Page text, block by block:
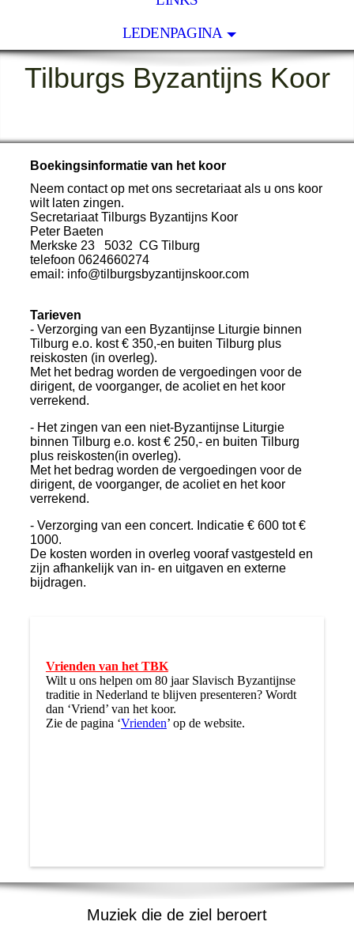
LEDENPAGINA
Tilburgs Byzantijns Koor
Boekingsinformatie van het koor
Neem contact op met ons secretariaat als u ons koor
wilt laten zingen.
Secretariaat Tilburgs Byzantijns Koor
Peter Baeten
Merkske 23 5032 CG Tilburg
telefoon 0624660274
email: info@tilburgsbyzantijnskoor.com
Tarieven
- Verzorging van een Byzantijnse Liturgie binnen
Tilburg e.o. kost € 350,-en buiten Tilburg plus
reiskosten (in overleg).
Met het bedrag worden de vergoedingen voor de
dirigent, de voorganger, de acoliet en het koor
verrekend.
- Het zingen van een niet-Byzantijnse Liturgie
binnen Tilburg e.o. kost € 250,- en buiten Tilburg
plus reiskosten(in overleg).
Met het bedrag worden de vergoedingen voor de
dirigent, de voorganger, de acoliet en het koor
verrekend.
- Verzorging van een concert. Indicatie € 600 tot €
1000.
De kosten worden in overleg vooraf vastgesteld en
zijn afhankelijk van in- en uitgaven en externe
bijdragen.
Vrienden van het TBK
Wilt u ons helpen om 80 jaar Slavisch Byzantijnse
traditie in Nederland te blijven presenteren? Wordt
dan ‘Vriend’ van het koor.
Zie de pagina ‘Vrienden’ op de website.
Muziek die de ziel beroert